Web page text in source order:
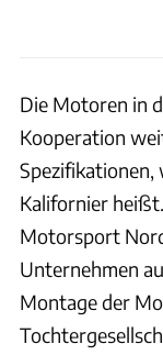
Die Motoren in
Kooperation
Spezifikationen,
Kalifornier
Motorsport
Unternehmen
Montage der